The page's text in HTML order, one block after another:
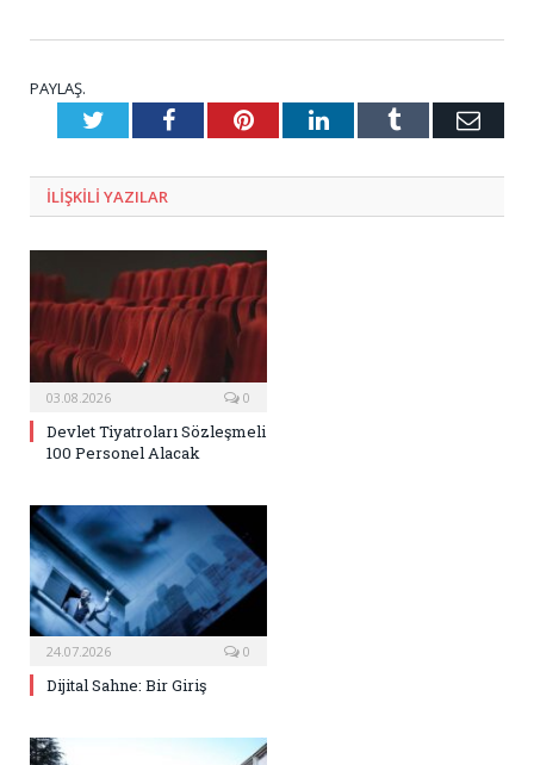
PAYLAŞ.
TwitterFacebookPinterestLinkedInTumblr E-
ILIŞKILI YAZILAR
03.08.2026 0
Devlet Tiyatroları Sözleşmeli
100 Personel Alacak
24.07.2026 0
Dijital Sahne: Bir Giriş